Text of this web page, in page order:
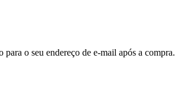
o seu endereço de e-mail após a compra.